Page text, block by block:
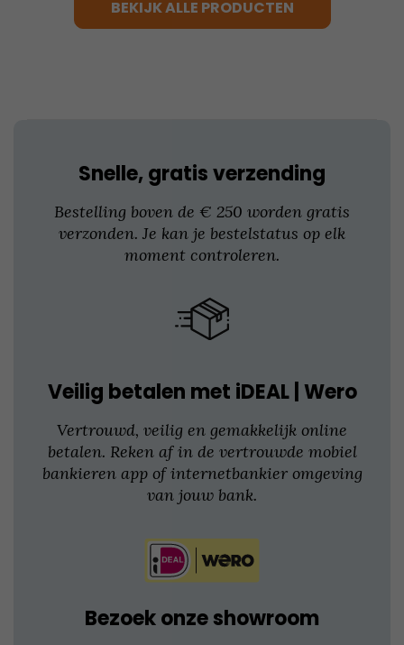
productpagina
BEKIJK ALLE PRODUCTEN
Snelle, gratis verzending
Bestelling boven de € 250 worden gratis
verzonden. Je kan je bestelstatus op elk
moment controleren.
Veilig betalen met iDEAL | Wero
Vertrouwd, veilig en gemakkelijk online
betalen. Reken af in de vertrouwde mobiel
bankieren app of internetbankier omgeving
van jouw bank.
Bezoek onze showroom